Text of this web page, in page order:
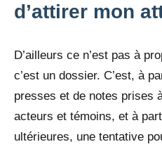
d’attirer mon
D’ailleurs ce n’est pas à
c’est un dossier. C’est, à
presses et de notes prises
acteurs et témoins, et à
ultérieures, une tentative